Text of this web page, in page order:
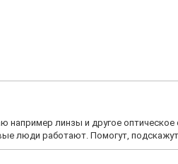
например линзы и другое
люди работают. Помогут,